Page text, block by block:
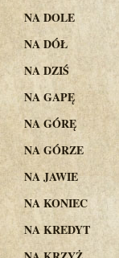
NA DOLE
NA DÓŁ
NA DZIŚ
NA GAPĘ
NA GÓRĘ
NA GÓRZE
NA JAWIE
NA KONIEC
NA KREDYT